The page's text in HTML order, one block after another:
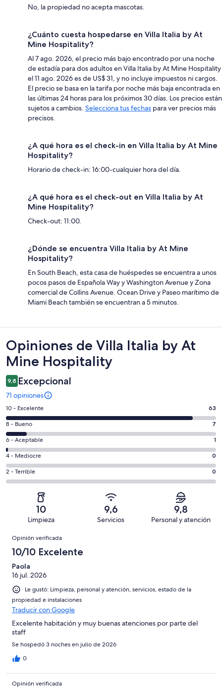
No, la propiedad no acepta mascotas.
¿Cuánto cuesta hospedarse en Villa Italia by At
Mine Hospitality?
Al 7 ago. 2026, el precio más bajo encontrado por una noche
de estadía para dos adultos en Villa Italia by At Mine Hospitality
el 11 ago. 2026 es de US$ 31, y no incluye impuestos ni cargos.
El precio se basa en la tarifa por noche más baja encontrada en
las últimas 24 horas para los próximos 30 días. Los precios están
sujetos a cambios. Selecciona tus fechas para ver precios más
precisos.
¿A qué hora es el check-in en Villa Italia by At Mine
Hospitality?
Horario de check-in: 16:00-cualquier hora del día.
¿A qué hora es el check-out en Villa Italia by At
Mine Hospitality?
Check-out: 11:00.
¿Dónde se encuentra Villa Italia by At Mine
Hospitality?
En South Beach, esta casa de huéspedes se encuentra a unos
pocos pasos de Española Way y Washington Avenue y Zona
comercial de Collins Avenue. Ocean Drive y Paseo marítimo de
Miami Beach también se encuentran a 5 minutos.
Opiniones
Opiniones de Villa Italia by At
Mine Hospitality
9,8 Excepcional
71 opiniones
Evaluación:
10
-
Excelente.
63
de
71
opiniones
10 - Excelente 63
Evaluación:
8
-
Bueno.
7
de
opiniones
8 - Bueno 7
Evaluación:
6
-
Aceptable.
1
opiniones
6 - Aceptable 1
Evaluación:
4
-
4 - Mediocre 0
Evaluación:
2
2 - Terrible 0
10
Limpieza
9,6
Servicios
9,8
Personal y atención
Opiniones
Opinión verificada
10/10 Excelente
Paola
16 jul. 2026
Le gustó: Limpieza, personal y atención, servicios, estado de la
propiedad e instalaciones
Traducir con Google
Excelente habitación y muy buenas atenciones por parte del
staff
Se hospedó 3 noches en julio de 2026
0
Opinión verificada